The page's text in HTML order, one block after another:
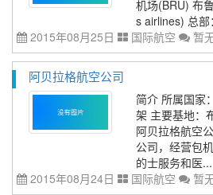
机场(BRU) 布
s airlines) 总
2015年08月25日
国际航空 暂
阿贝拉格航空公司
简介 所属国家
架 主要基地：
阿贝拉格航空
公司，经营包
的士服务和医...
2015年08月24日
国际航空 暂